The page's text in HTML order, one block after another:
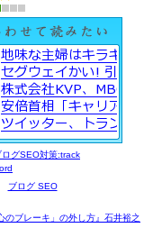
ブログ SEO
のブレーキ」の外し方』石井裕之